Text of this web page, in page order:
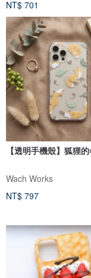
NT$ 701
【透明手機殼】狐狸
Wach Works
NT$ 797